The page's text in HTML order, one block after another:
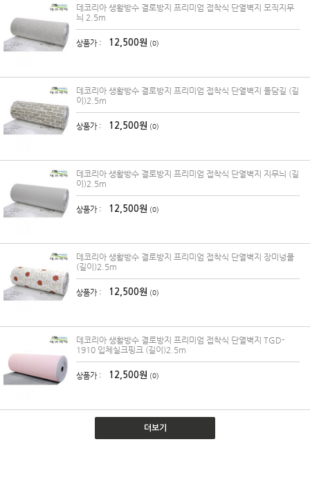
데코리아 생활방수 결로방지 프리미엄 접착식 단열벽지 모직지무
늬 2.5m
상품가 : 12,500원 (0)
데코리아 생활방수 결로방지 프리미엄 접착식 단열벽지 돌담길 (길
이)2.5m
상품가 : 12,500원 (0)
데코리아 생활방수 결로방지 프리미엄 접착식 단열벽지 지무늬 (길
이)2.5m
상품가 : 12,500원 (0)
데코리아 생활방수 결로방지 프리미엄 접착식 단열벽지 장미넝쿨
(길이)2.5m
상품가 : 12,500원 (0)
데코리아 생활방수 결로방지 프리미엄 접착식 단열벽지 TGD-
1910 입체실크핑크 (길이)2.5m
상품가 : 12,500원 (0)
더보기